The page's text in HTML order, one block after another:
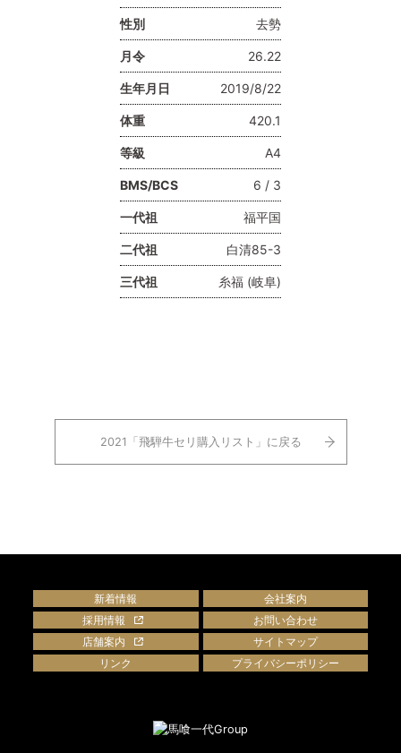
性別 去勢
月令 26.22
生年月日 2019/8/22
体重 420.1
等級 A4
BMS/BCS 6 / 3
一代祖 福平国
二代祖 白清85-3
三代祖 糸福 (岐阜)
2021「飛騨牛セリ購入リスト」に戻る
新着情報
会社案内
採用情報
お問い合わせ
店舗案内
サイトマップ
リンク
プライバシーポリシー